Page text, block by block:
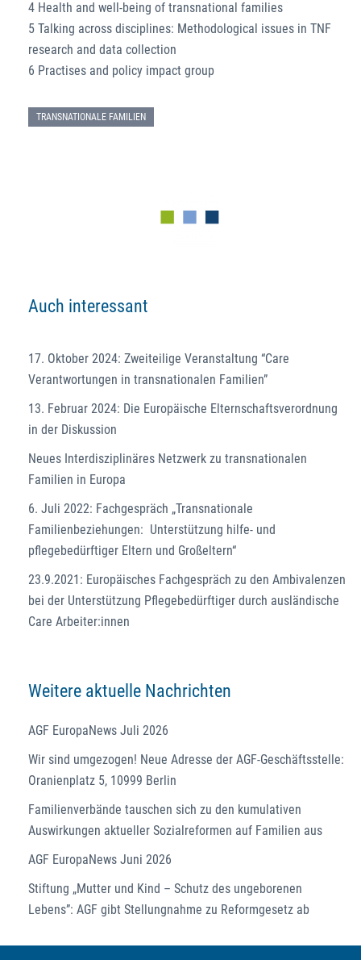
4 Health and well-being of transnational families
5 Talking across disciplines: Methodological issues in TNF
research and data collection
6 Practises and policy impact group
TRANSNATIONALE FAMILIEN
Auch interessant
17. Oktober 2024: Zweiteilige Veranstaltung “Care
Verantwortungen in transnationalen Familien”
13. Februar 2024: Die Europäische Elternschaftsverordnung
in der Diskussion
Neues Interdisziplinäres Netzwerk zu transnationalen
Familien in Europa
6. Juli 2022: Fachgespräch „Transnationale
Familienbeziehungen: Unterstützung hilfe- und
pflegebedürftiger Eltern und Großeltern“
23.9.2021: Europäisches Fachgespräch zu den Ambivalenzen
bei der Unterstützung Pflegebedürftiger durch ausländische
Care Arbeiter:innen
Weitere aktuelle Nachrichten
AGF EuropaNews Juli 2026
Wir sind umgezogen! Neue Adresse der AGF-Geschäftsstelle:
Oranienplatz 5, 10999 Berlin
Familienverbände tauschen sich zu den kumulativen
Auswirkungen aktueller Sozialreformen auf Familien aus
AGF EuropaNews Juni 2026
Stiftung „Mutter und Kind – Schutz des ungeborenen
Lebens”: AGF gibt Stellungnahme zu Reformgesetz ab